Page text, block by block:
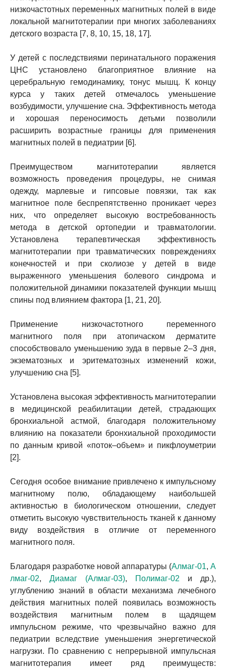
низкочастотных переменных магнитных полей в виде
локальной магнитотерапии при многих заболеваниях
детского возраста [7, 8, 10, 15, 18, 17].
У детей с последствиями перинатального поражения
ЦНС установлено благоприятное влияние на
церебральную гемодинамику, тонус мышц. К концу
курса у таких детей отмечалось уменьшение
возбудимости, улучшение сна. Эффективность метода
и хорошая переносимость детьми позволили
расширить возрастные границы для применения
магнитных полей в педиатрии [6].
Преимуществом магнитотерапии является
возможность проведения процедуры, не снимая
одежду, марлевые и гипсовые повязки, так как
магнитное поле беспрепятственно проникает через
них, что определяет высокую востребованность
метода в детской ортопедии и травматологии.
Установлена терапевтическая эффективность
магнитотерапии при травматических повреждениях
конечностей и при сколиозе у детей в виде
выраженного уменьшения болевого синдрома и
положительной динамики показателей функции мышц
спины под влиянием фактора [1, 21, 20].
Применение низкочастотного переменного
магнитного поля при атопичаском дерматите
способствовало уменьшению зуда в первые 2–3 дня,
экзематозных и эритематозных изменений кожи,
улучшению сна [5].
Установлена высокая эффективность магнитотерапии
в медицинской реабилитации детей, страдающих
бронхиальной астмой, благодаря положительному
влиянию на показатели бронхиальной проходимости
по данным кривой «поток–объем» и пикфлоуметрии
[2].
Сегодня особое внимание привлечено к импульсному
магнитному полю, обладающему наибольшей
активностью в биологическом отношении, следует
отметить высокую чувствительность тканей к данному
виду воздействия в отличие от переменного
магнитного поля.
Благодаря разработке новой аппаратуры (Алмаг-01, А
лмаг-02, Диамаг (Алмаг-03), Полимаг-02 и др.),
углублению знаний в области механизма лечебного
действия магнитных полей появилась возможность
воздействия магнитным полем в щадящем
импульсном режиме, что чрезвычайно важно для
педиатрии вследствие уменьшения энергетической
нагрузки. По сравнению с непрерывной импульсная
магнитотерапия имеет ряд преимуществ: